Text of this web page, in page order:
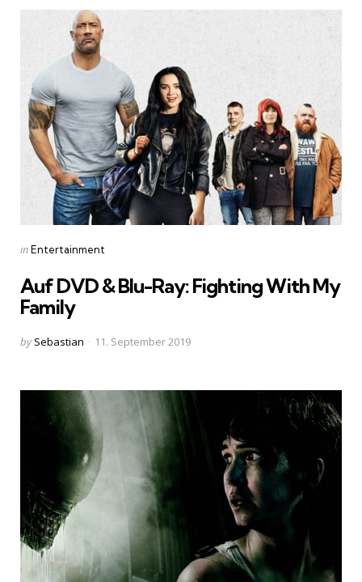
Categories
Posted
inEntertainment
Auf DVD & Blu-Ray: Fighting With My
Family
Posted
by Sebastian 11. September 2019